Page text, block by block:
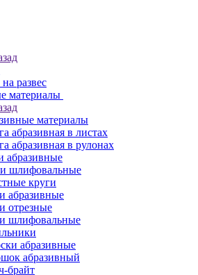
развес
материалы
материалы
абразивная в листах
абразивная в рулонах
абразивные
шлифовальные
круги
абразивные
отрезные
шлифовальные
абразивные
абразивный
брайт